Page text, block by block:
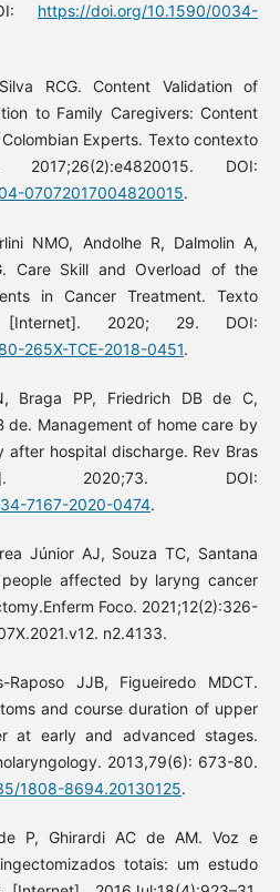
https://doi.org/10.1590/0034-
RCG. Content Validation of
to Family Caregivers: Content
Experts. Texto contexto
DOI:
07072017004820015.
NMO, Andolhe R, Dalmolin A,
Care Skill and Overload of the
in Cancer Treatment. Texto
2020; 29. DOI:
265X-TCE-2018-0451.
Braga PP, Friedrich DB de C,
de. Management of home care by
after hospital discharge. Rev Bras
2020;73. DOI:
7167-2020-0474.
Júnior AJ, Souza TC, Santana
affected by laryng cancer
Foco. 2021;12(2):326-
n2.4133.
Raposo JJB, Figueiredo MDCT.
and course duration of upper
at early and advanced stages.
2013,79(6): 673-80.
1808-8694.20130125.
P, Ghirardi AC de AM. Voz e
totais: um estudo